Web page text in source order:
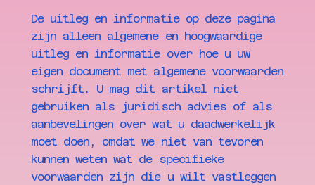
De uitleg en informatie op deze pagina
zijn alleen algemene en hoogwaardige
uitleg en informatie over hoe u uw
eigen document met algemene voorwaarden
schrijft. U mag dit artikel niet
gebruiken als juridisch advies of als
aanbevelingen over wat u daadwerkelijk
moet doen, omdat we niet van tevoren
kunnen weten wat de specifieke
voorwaarden zijn die u wilt vastleggen